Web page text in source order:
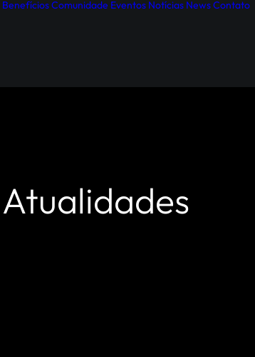
BenefíciosComunidade Eventos Notícias NewsContato
Atualidades